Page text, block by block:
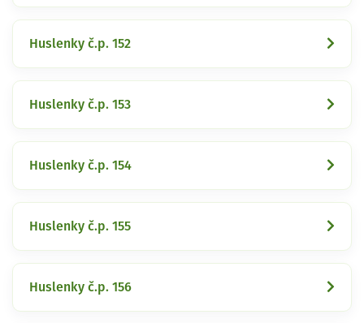
Huslenky č.p. 152
Huslenky č.p. 153
Huslenky č.p. 154
Huslenky č.p. 155
Huslenky č.p. 156